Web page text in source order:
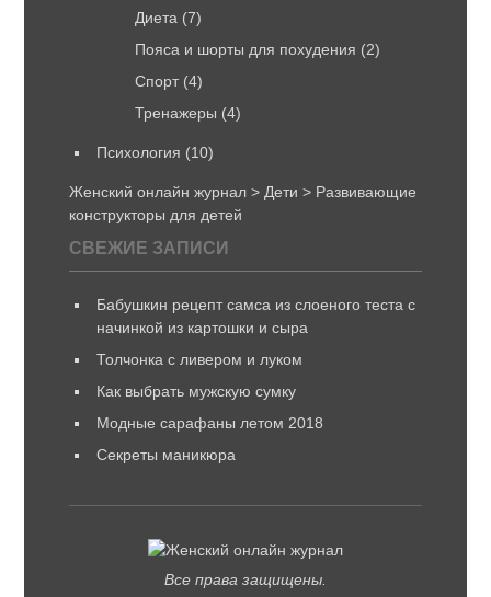
Диета (7)
Пояса и шорты для похудения (2)
Спорт(4)
Тренажеры (4)
Психология (10)
Женский онлайн журнал> Дети > Развивающие
конструкторы для детей
СВЕЖИЕ ЗАПИСИ
Бабушкин рецепт самса из слоеного теста с
начинкой из картошки и сыра
Толчонка с ливером и луком
Как выбрать мужскую сумку
Модные сарафаны летом 2018
Секреты маникюра
Все права защищены.